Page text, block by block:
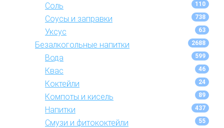
Соль 110
Соусы и заправки 738
Уксус 63
Безалкогольные напитки 2688
Вода 599
Квас 46
Коктейли 24
Компоты и кисель 89
Напитки 437
Смузи и фитококтейли 55